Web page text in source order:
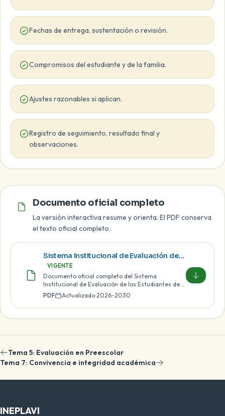
Fechas de entrega, sustentación o revisión.
Compromisos del estudiante y de la familia.
Ajustes razonables si aplican.
Registro de seguimiento, resultado final y
observaciones.
Documento oficial
Documento oficial completo
La versión interactiva resume y orienta. El PDF conserva
el texto oficial completo.
Sistema Institucional de Evaluación de los Estudiantes SIEE 2026-2030
VIGENTE
Documento oficial completo del Sistema
Institucional de Evaluación de los Estudiantes de
INEPLAVI.
PDF Actualizado:2026-2030
Tema 5: Evaluación en Preescolar
Tema 7: Convivencia e integridad académica
INEPLAVI